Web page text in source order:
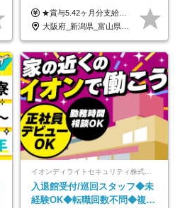
業月11h程／年休119日+有給
平均18.7日
★賞与5.42ヶ月分支給予定あり！ （大卒以上）月給24万1,692円～39万5,780円＋各種手当＋賞与2回 （高卒以上）月給22万2,662円～39万5,780円＋各種手当＋賞与2回 ※上記は2025年度新卒支払額（京阪神地区）となります ※勤務地・学歴で異なり、ご経験・能力等をふまえた金額を加算します ※残業代は別途全額支給します ※当社規程に基づき決定します ※試用期間あり（3ヶ月／待遇に変更はありません） ※基本給以外の諸手当として扶養・職務・時間外・通勤手当等を支給します ※京阪神地区以外の勤務地の場合 月給（大卒）23万0,706円～／月給（高卒）21万2,541円～となります
大阪府_新潟県_富山県_石川県_福井県_三重県_兵庫県_京都府_滋賀県_奈良県_和歌山県_広島県_岡山県_鳥取県_島根県_山口県_福岡県
入退館受付/巡回スタッフ◆未
経験OK◆転職回数不問◆複数